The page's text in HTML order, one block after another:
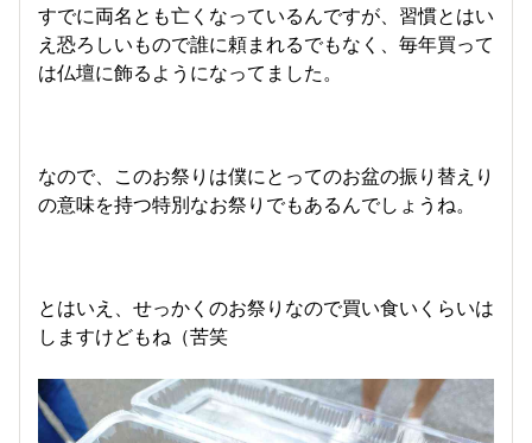
すでに両名とも亡くなっているんですが、習慣とはい
え恐ろしいもので誰に頼まれるでもなく、毎年買って
は仏壇に飾るようになってました。
なので、このお祭りは僕にとってのお盆の振り替えり
の意味を持つ特別なお祭りでもあるんでしょうね。
とはいえ、せっかくのお祭りなので買い食いくらいは
しますけどもね（苦笑